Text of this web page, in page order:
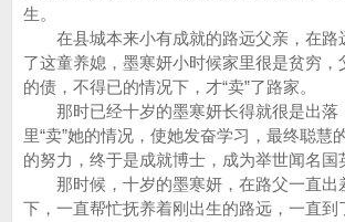
生。
在县城本来小有成就的路远父亲，在路
了这童养媳，墨寒妍小时候家里很是贫穷，
的债，不得已的情况下，才“卖”了路家。
那时已经十岁的墨寒妍长得就很是出落
里“卖”她的情况，使她发奋学习，最终聪慧
的努力，终于是成就博士，成为举世闻名国
那时候，十岁的墨寒妍，在路父一直出
下，一直帮忙抚养着刚出生的路远，一直到